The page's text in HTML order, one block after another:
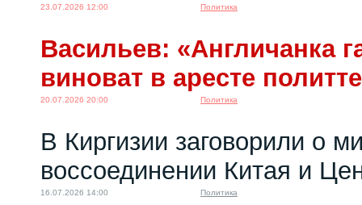
23.07.2026 12:00 Политика
Васильев: «Англичанка
виноват в аресте
20.07.2026 20:00 Политика
В Киргизии заговорили о
воссоединении Китая и
16.07.2026 14:00 Политика